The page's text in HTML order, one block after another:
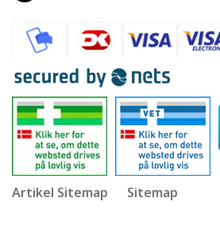
Artikel Sitemap Sitemap